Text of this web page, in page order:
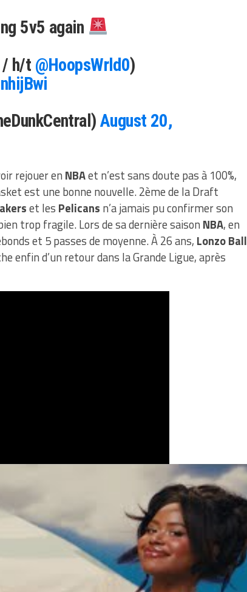
5v5 again
/ h/t @HoopsWrld0)
August 20,
rejouer en NBAet n’est sans doute pas à 100%,
est une bonne nouvelle. 2ème de la Draft
et les Pelicans n’a jamais pu confirmer son
trop fragile. Lors de sa dernière saison NBA, en
et 5 passes de moyenne. À 26 ans, Lonzo Ball
enfin d’un retour dans la Grande Ligue, après